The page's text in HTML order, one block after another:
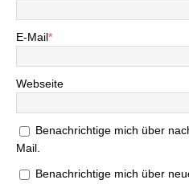
E-Mail*
Webseite
Benachrichtige mich über
Mail.
Benachrichtige mich über